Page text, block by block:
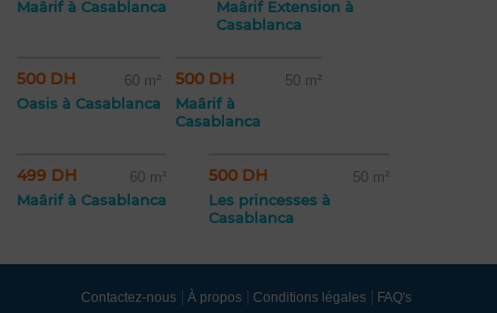
Maârif à Casablanca
Maârif Extension à
Casablanca
500 DH 60 m²
Oasis à Casablanca
500 DH 50 m²
Maârif à
Casablanca
499 DH 60 m²
Maârif à Casablanca
500 DH 50 m²
Les princesses à
Casablanca
Contactez-nous À propos Conditions légales FAQ's